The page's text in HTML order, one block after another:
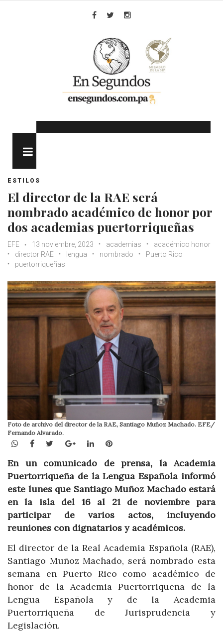
ESTILOS
El director de la RAE será
nombrado académico de honor por
dos academias puertorriqueñas
EFE 13 noviembre, 2023 academias
académico honor
director RAE
lengua nombrado
Puerto Rico
puertorriqueñas
Foto de archivo del director de la RAE, Santiago Muñoz Machado. EFE/
Fernando Alvarado.
WhatsApp
Facebook
TwitterGoogle+LinkedInPinterest
En un comunicado de prensa, la Academia
Puertorriqueña de la Lengua Española informó
este lunes que Santiago Muñoz Machado estará
en la isla del 16 al 21 de noviembre para
participar de varios actos, incluyendo
reuniones con dignatarios y académicos.
El director de la Real Academia Española (RAE),
Santiago Muñoz Machado, será nombrado esta
semana en Puerto Rico como académico de
honor de la Academia Puertorriqueña de la
Lengua Española y de la Academia
Puertorriqueña de Jurisprudencia y
Legislación.